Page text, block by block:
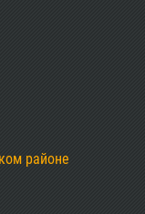
районе